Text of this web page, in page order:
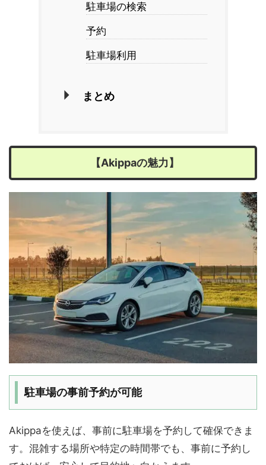
駐車場の検索
予約
駐車場利用
まとめ
【Akippaの魅力】
駐車場の事前予約が可能
Akippaを使えば、事前に駐車場を予約して確保できま
す。混雑する場所や特定の時間帯でも、事前に予約し